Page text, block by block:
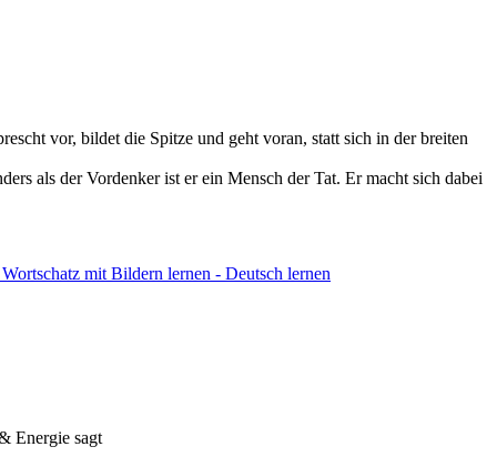
vor, bildet die Spitze und geht voran, statt sich in der breiten
als der Vordenker ist er ein Mensch der Tat. Er macht sich dabei
Energie sagt